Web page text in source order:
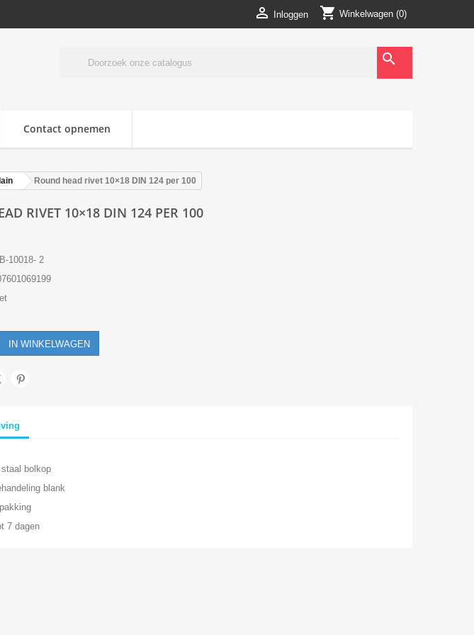
 Inloggen shopping_cart Winkelwagen (0)
search
Contact opnemen
Round head rivet 10×18 DIN 124 per 100
RIVET 10×18 DIN 124 PER 100
10018- 2
IN WINKELWAGEN
bolkop
blank
7 dagen